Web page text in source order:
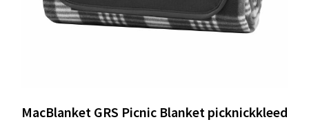
MacBlanket GRS Picnic Blanket picknickkleed